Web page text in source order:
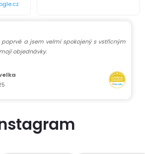
a jsem velmi spokojený s vstřícným
objednávky.